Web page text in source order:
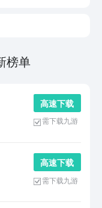
榜单
高 速 下 载
需下载九游
高 速 下 载
需下载九游